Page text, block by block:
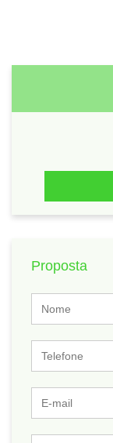
Proposta
mail